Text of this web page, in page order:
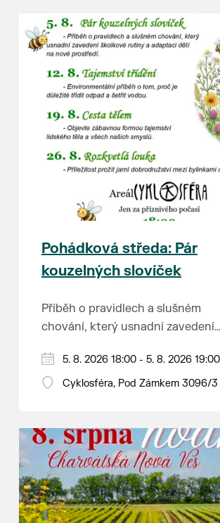
Pohádková středa: Pár
kouzelných slovíček
Příběh o pravidlech a slušném
chování, který usnadní zavedení
nové prostředí.
Hraje se jen za příznivého počasí.
Vstupné dobrovolné.
5. 8. 2026 18:00 - 5. 8. 2026 19:00
Cyklosféra, Pod Zámkem 3096/3